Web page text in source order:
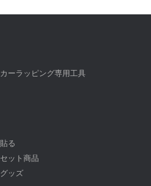
カーラッピング専用工具
貼る
セット商品
グッズ